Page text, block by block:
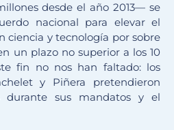
desde el año 2013— se
nacional para elevar el
ciencia y tecnología por sobre
un plazo no superior a los 10
fin no nos han faltado: los
y Piñera pretendieron
durante sus mandatos y el